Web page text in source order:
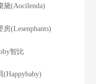
黛(Aocilenda)
房(Lesenphants)
智比
(Happybaby)